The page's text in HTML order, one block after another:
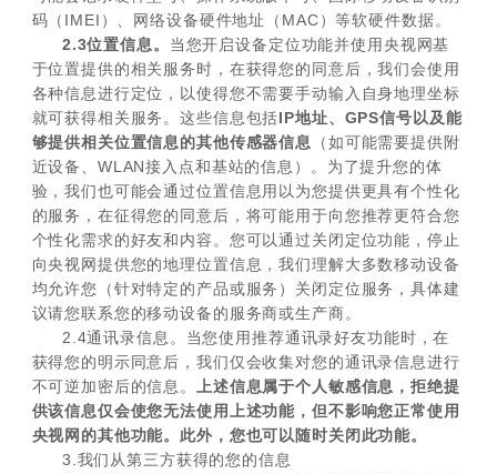
码（IMEI）、网络设备硬件地址（MAC）等软硬件数据。
2.3位置信息。 当您开启设备定位功能并使用央视网基
于位置提供的相关服务时，在获得您的同意后，我们会使用
各种信息进行定位，以使得您不需要手动输入自身地理坐标
就可获得相关服务。这些信息包括 IP地址、GPS信号以及能
够提供相关位置信息的其他传感器信息 （如可能需要提供附
近设备、WLAN接入点和基站的信息）。为了提升您的体
验，我们也可能会通过位置信息用以为您提供更具有个性化
的服务，在征得您的同意后，将可能用于向您推荐更符合您
个性化需求的好友和内容。您可以通过关闭定位功能，停止
向央视网提供您的地理位置信息，我们理解大多数移动设备
均允许您（针对特定的产品或服务）关闭定位服务，具体建
议请您联系您的移动设备的服务商或生产商。
2.4通讯录信息。当您使用推荐通讯录好友功能时，在
获得您的明示同意后，我们仅会收集对您的通讯录信息进行
不可逆加密后的信息。上述信息属于个人敏感信息，拒绝提
供该信息仅会使您无法使用上述功能，但不影响您正常使用
央视网的其他功能。此外，您也可以随时关闭此功能。
3.我们从第三方获得的您的信息